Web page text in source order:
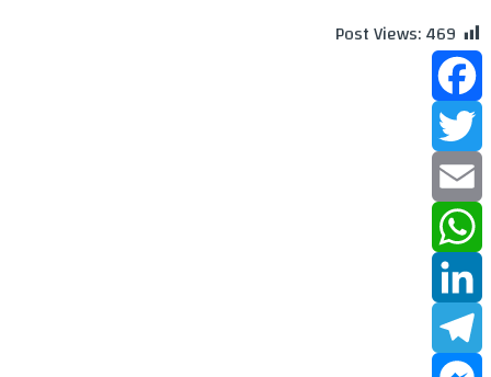
Post Views:469
Facebook
Twitter
Email
WhatsApp
LinkedIn